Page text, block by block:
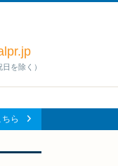
を除く）
ら